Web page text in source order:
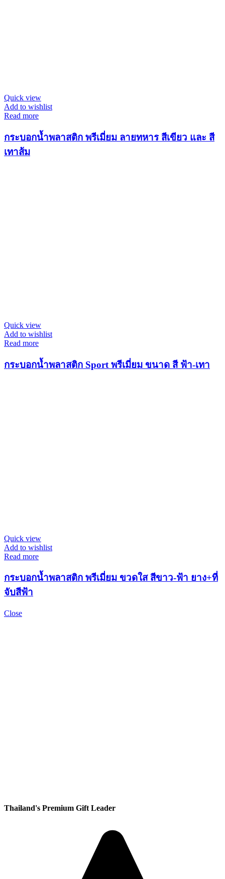
Quick view
Add to wishlist
Read more
กระบอกน้ำพลาสติก พรีเมี่ยม ลายทหาร สีเขียว และ สี
เทาส้ม
Quick view
Add to wishlist
Read more
กระบอกน้ำพลาสติก Sport พรีเมี่ยม ขนาด สี ฟ้า-เทา
Quick view
Add to wishlist
Read more
กระบอกน้ำพลาสติก พรีเมี่ยม ขวดใส สีขาว-ฟ้า ยาง+ที่
จับสีฟ้า
Close
Thailand's Premium Gift Leader